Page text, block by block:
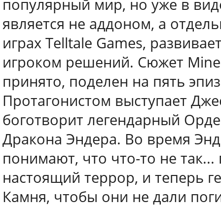
популярный мир, но уже в
является не аддоном, а
играх Telltale Games,
игроком решений. Сюжет
принято, поделен на пять
Протагонистом выступает
боготворит легендарный
Дракона Эндера. Во время
понимают, что что-то не
настоящий террор, и теперь
Камня, чтобы они не дали